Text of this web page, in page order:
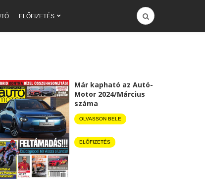
ELŐFIZETÉS
Már kapható az Autó-
Motor 2024/Március
száma
OLVASSON BELE
ELŐFIZETÉS